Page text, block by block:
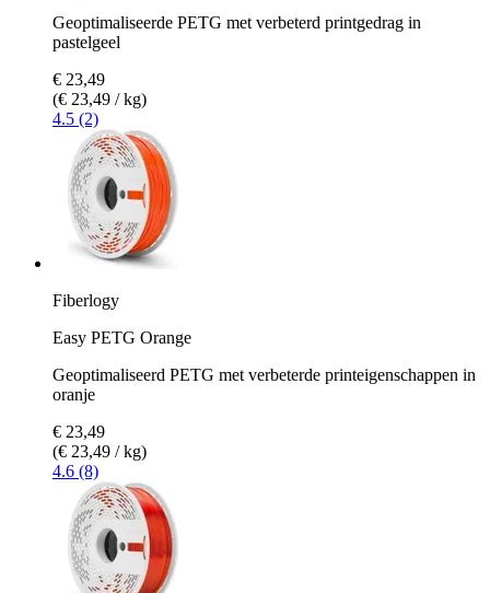
Geoptimaliseerde PETG met verbeterd printgedrag in
pastelgeel
€ 23,49
(€ 23,49 / kg)
4.5 (2)
Fiberlogy
Easy PETG Orange
Geoptimaliseerd PETG met verbeterde printeigenschappen in
oranje
€ 23,49
(€ 23,49 / kg)
4.6 (8)